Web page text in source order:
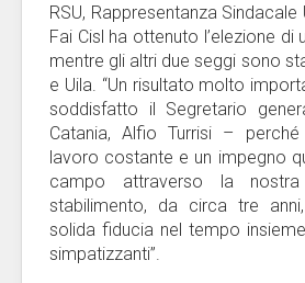
RSU, Rappresentanza
Fai Cisl ha ottenuto l’elezione di
mentre gli altri due seggi sono
e Uila. “Un risultato molto
soddisfatto il Segretario
Catania, Alfio Turrisi –
lavoro costante e un impegno
campo attraverso la
stabilimento, da circa tre
solida fiducia nel tempo
simpatizzanti”.